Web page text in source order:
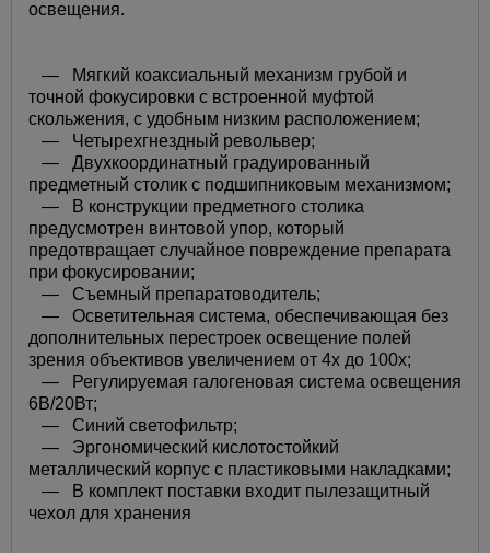
освещения.
— Мягкий коаксиальный механизм грубой и
точной фокусировки c встроенной муфтой
скольжения, с удобным низким расположением;
— Четырехгнездный револьвер;
— Двухкоординатный градуированный
предметный столик с подшипниковым механизмом;
— В конструкции предметного столика
предусмотрен винтовой упор, который
предотвращает случайное повреждение препарата
при фокусировании;
— Съемный препаратоводитель;
— Осветительная система, обеспечивающая без
дополнительных перестроек освещение полей
зрения объективов увеличением от 4х до 100х;
— Регулируемая галогеновая система освещения
6В/20Вт;
— Синий светофильтр;
— Эргономический кислотостойкий
металлический корпус с пластиковыми накладками;
— В комплект поставки входит пылезащитный
чехол для хранения